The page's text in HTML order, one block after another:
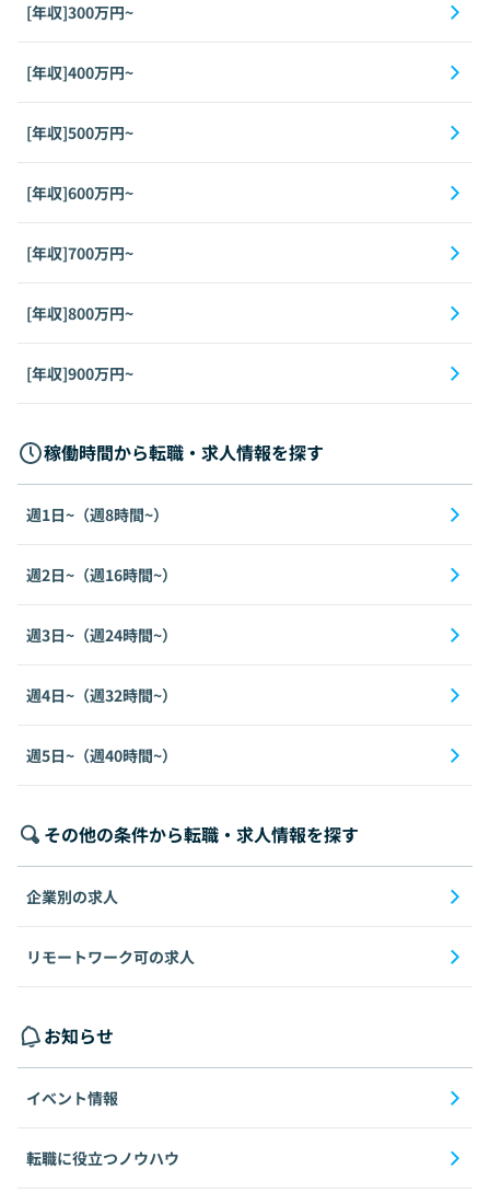
[年収]300万円~
[年収]400万円~
[年収]500万円~
[年収]600万円~
[年収]700万円~
[年収]800万円~
[年収]900万円~
稼働時間から転職・求人情報を探す
週1日~（週8時間~）
週2日~（週16時間~）
週3日~（週24時間~）
週4日~（週32時間~）
週5日~（週40時間~）
その他の条件から転職・求人情報を探す
企業別の求人
リモートワーク可の求人
お知らせ
イベント情報
転職に役立つノウハウ